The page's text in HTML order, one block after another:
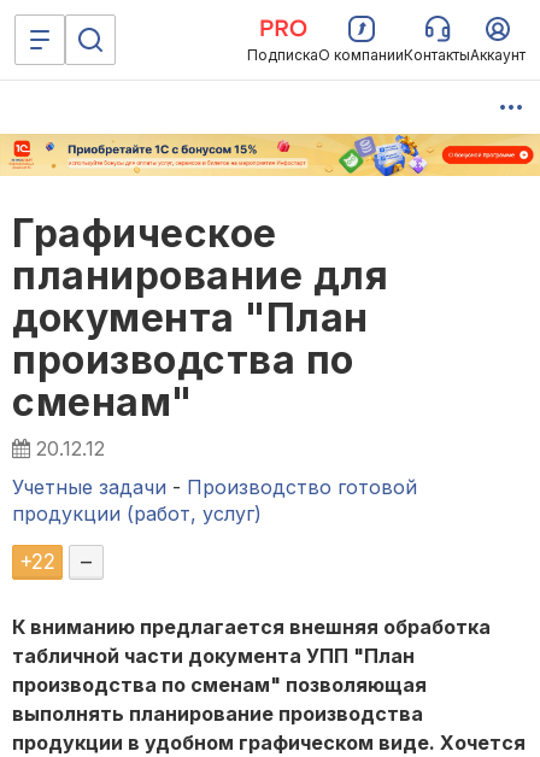
ПодпискаО компанииКонтактыАккаунт
Графическое
планирование для
документа "План
производства по
сменам"
20.12.12
Учетные задачи - Производство готовой
продукции (работ, услуг)
+22 –
К вниманию предлагается внешняя обработка
табличной части документа УПП "План
производства по сменам" позволяющая
выполнять планирование производства
продукции в удобном графическом виде. Хочется